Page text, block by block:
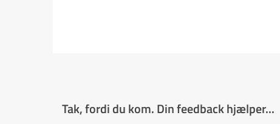
Tak, fordi du kom. Din feedback hjælper...